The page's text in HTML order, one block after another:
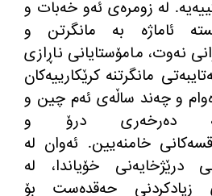
. لە زومرەی ئەو خەبات و
ئاماژە بە مانگرتن و
نەوت، مامۆستایانی ناڕازی
مانگرتنە کرێکارییەکان
و چەند ساڵەی ئەم چین و
دەرخەری درۆ و
خامنەیین. ئەوان لە
درێژخایەنی خۆیاندا، لە
زیادکردنی حەقدەست بۆ